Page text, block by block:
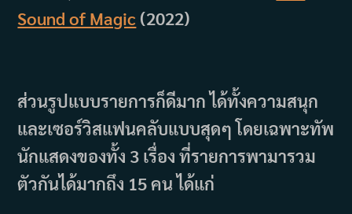
Sound of Magic (2022)
ส่วนรูปแบบรายการก็ดีมาก ได้ทั้งความสนุก
และเซอร์วิสแฟนคลับแบบสุดๆ โดยเฉพาะทัพ
นักแสดงของทั้ง 3 เรื่อง ที่รายการพามารวม
ตัวกันได้มากถึง 15 คน ได้แก่